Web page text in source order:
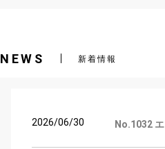
NEWS 新着情報
2026/06/30 No.1032